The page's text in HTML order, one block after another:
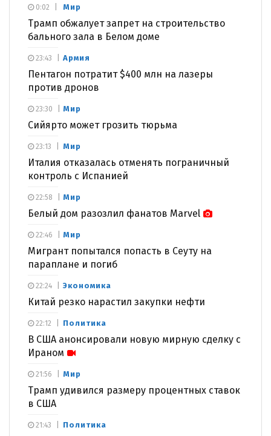
Мир
Трамп обжалует запрет на строительство
бального зала в Белом доме
0:02
Армия
Пентагон потратит $400 млн на лазеры
против дронов
23:43
Мир
Сийярто может грозить тюрьма
23:30
Мир
Италия отказалась отменять пограничный
контроль с Испанией
23:13
Мир
Белый дом разозлил фанатов Marvel
22:58
Мир
Мигрант попытался попасть в Сеуту на
параплане и погиб
22:46
Экономика
Китай резко нарастил закупки нефти
22:24
Политика
В США анонсировали новую мирную сделку с
Ираном
22:12
Мир
Трамп удивился размеру процентных ставок
в США
21:56
Политика
21:43